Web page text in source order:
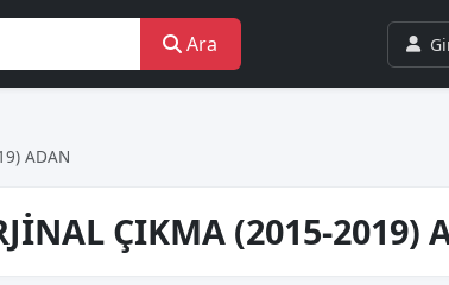
Ara
ADAN
ÇIKMA (2015-2019)